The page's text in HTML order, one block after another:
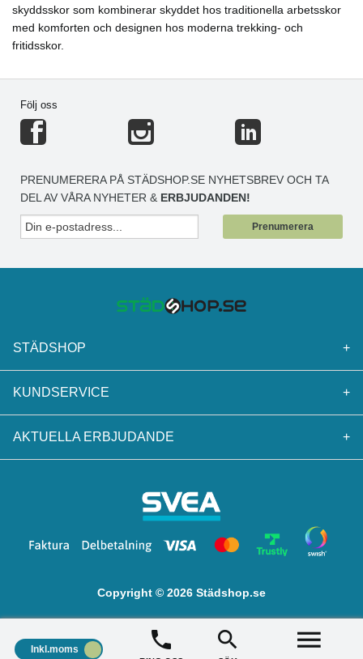
skyddsskor som kombinerar skyddet hos traditionella arbetsskor
med komforten och designen hos moderna trekking- och
fritidsskor.
Följ oss
PRENUMERERA PÅ STÄDSHOP.SE NYHETSBREV OCH TA
DEL AV VÅRA NYHETER & ERBJUDANDEN!
Prenumerera
STÄDSHOP +
KUNDSERVICE +
AKTUELLA ERBJUDANDE +
Copyright © 2026 Städshop.se
Inkl.moms